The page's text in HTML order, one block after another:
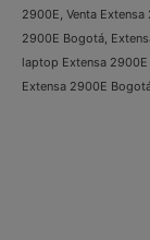
2900E, Venta
2900E Bogotá,
laptop Extensa
Extensa 2900E